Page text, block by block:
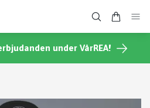
under VårREA!